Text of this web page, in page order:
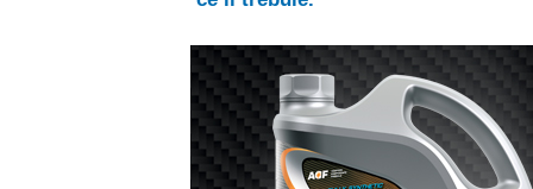
o
m
P
o
d
u
c